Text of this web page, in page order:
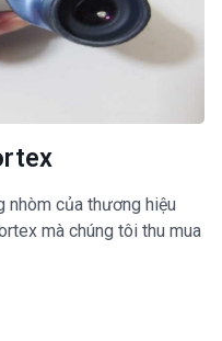
nhòm của thương hiệu
mà chúng tôi thu mua